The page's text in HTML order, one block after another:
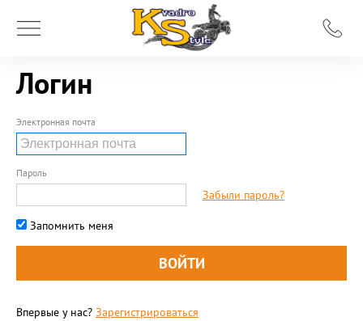
Логин
Электронная почта
Пароль
Забыли пароль?
Запомнить меня
Впервые у нас? Зарегистрироваться